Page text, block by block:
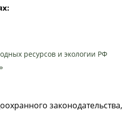
ресурсов и экологии РФ
законодательства,